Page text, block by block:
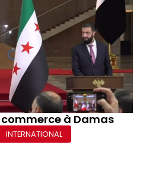
à Damas
INTERNATIONAL